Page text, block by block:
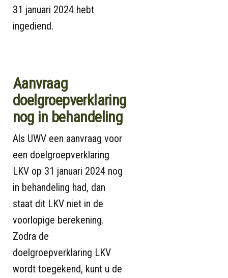
31 januari 2024 hebt
ingediend.
Aanvraag
doelgroepverklaring
nog in behandeling
Als UWV een aanvraag voor
een doelgroepverklaring
LKV op 31 januari 2024 nog
in behandeling had, dan
staat dit LKV niet in de
voorlopige berekening.
Zodra de
doelgroepverklaring LKV
wordt toegekend, kunt u de